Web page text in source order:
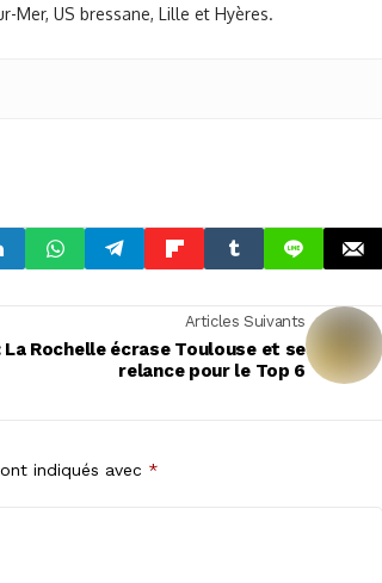
Mer, US bressane, Lille et Hyères.
Articles Suivants
La Rochelle écrase Toulouse et se
relance pour le Top 6
indiqués avec *